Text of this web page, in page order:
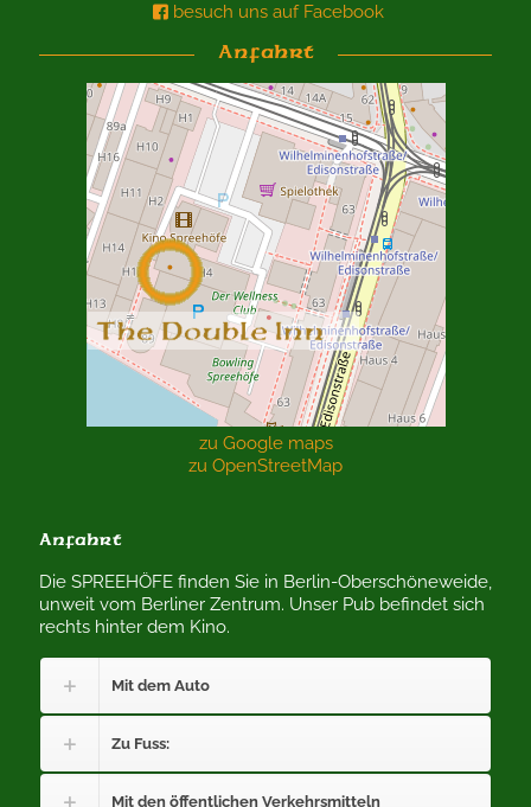
besuch uns auf Facebook
Anfahrt
zu Google maps
zu OpenStreetMap
Anfahrt
Die SPREEHÖFE finden Sie in Berlin-Oberschöneweide,
unweit vom Berliner Zentrum. Unser Pub befindet sich
rechts hinter dem Kino.
Mit dem Auto
Zu Fuss:
Mit den öffentlichen Verkehrsmitteln